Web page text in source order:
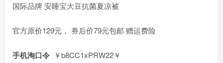
国际品牌 安睡宝大豆抗菌夏凉被
官方原价129元， 券后价79元包邮 赠运费险
手机淘口令 ￥b8CC1xPRW22￥